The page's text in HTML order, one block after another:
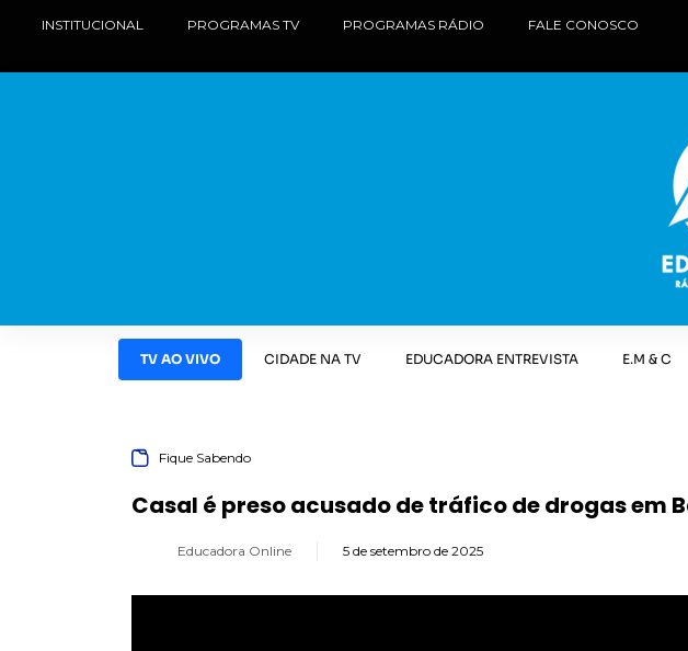
INSTITUCIONAL PROGRAMAS TV PROGRAMAS RÁDIO FALE CONOSCO
TV AO VIVO CIDADE NA TV EDUCADORA ENTREVISTA E.M & C
Fique Sabendo
Casal é preso acusado de tráfico de drogas em
Educadora Online 5 de setembro de 2025